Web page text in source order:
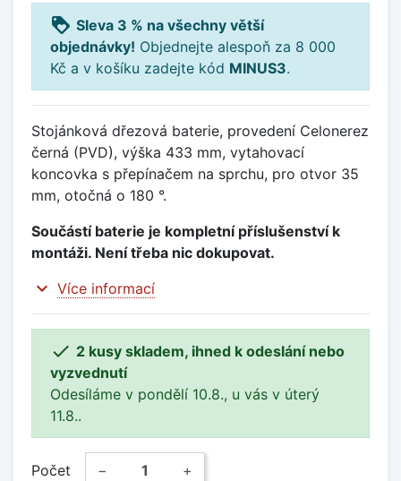
loyalty Sleva 3 % na všechny větší
objednávky! Objednejte alespoň za 8 000
Kč a v košíku zadejte kód MINUS3.
Stojánková dřezová baterie, provedení Celonerez
černá (PVD), výška 433 mm, vytahovací
koncovka s přepínačem na sprchu, pro otvor 35
mm, otočná o 180 °.
Součástí baterie je kompletní příslušenství k
montáži. Není třeba nic dokupovat.
expand_more Více informací
 2 kusy skladem, ihned k odeslání nebo
vyzvednutí
Odesíláme v pondělí 10.8., u vás v úterý
11.8..
Počet − +